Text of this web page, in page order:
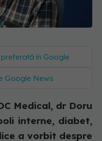
în Google
Google News
Medical, dr Doru
interne, diabet,
a vorbit despre